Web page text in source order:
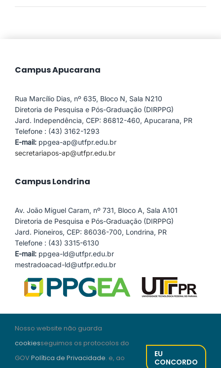
Campus Apucarana
Rua Marcílio Dias, nº 635, Bloco N, Sala N210
Diretoria de Pesquisa e Pós-Graduação (DIRPPG)
Jard. Independência, CEP: 86812-460, Apucarana, PR
Telefone : (43) 3162-1293
E-mail:ppgea-ap@utfpr.edu.br
secretariapos-ap@utfpr.edu.br
Campus Londrina
Av. João Miguel Caram, nº 731, Bloco A, Sala A101
Diretoria de Pesquisa e Pós-Graduação (DIRPPG)
Jard. Pioneiros, CEP: 86036-700, Londrina, PR
Telefone : (43) 3315-6130
E-mail:ppgea-ld@utfpr.edu.br
mestradoacad-ld@utfpr.edu.br
Nosso website não guarda
cookiesseguimos os protocolos do
GOVPolítica de Privacidade. e, ao
EU
CONCORDO